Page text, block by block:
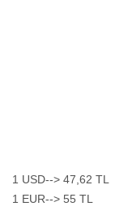
1 USD--> 47,62 TL
1 EUR--> 55 TL